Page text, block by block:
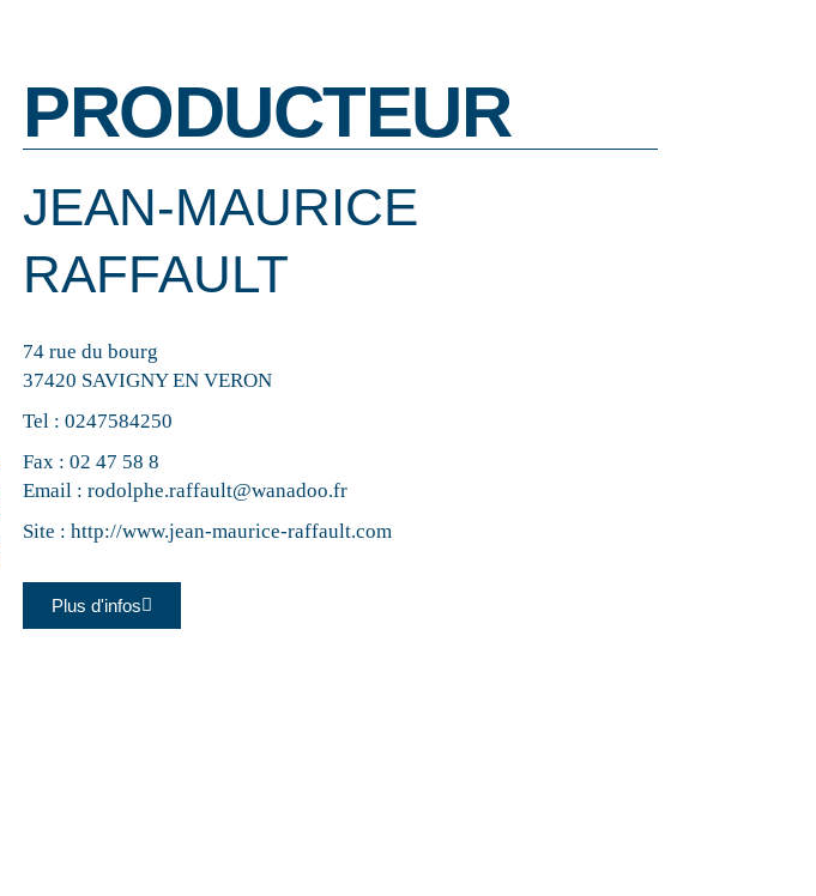
PRODUCTEUR
JEAN-MAURICE
RAFFAULT
74 rue du bourg
37420 SAVIGNY EN VERON
Tel : 0247584250
Fax : 02 47 58 8
Email : rodolphe.raffault@wanadoo.fr
Site : http://www.jean-maurice-raffault.com
Plus d'infos